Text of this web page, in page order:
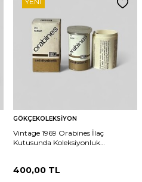
GÖKÇEKOLEKSIYON
Vintage 1969 Orabines İlaç
Kutusunda Koleksiyonluk
400,00 TL